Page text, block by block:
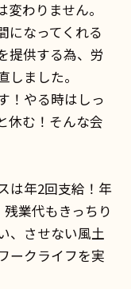
わりません。
になってくれる
提供する為、労
ました。
！やる時はしっ
休む！そんな会
は年2回支給！年
業代もきっちり
、させない風土
ークライフを実